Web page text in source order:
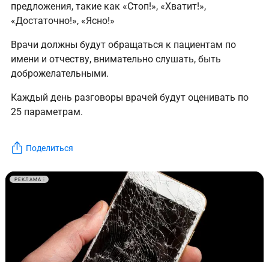
предложения, такие как «Стоп!», «Хватит!»,
«Достаточно!», «Ясно!»
Врачи должны будут обращаться к пациентам по
имени и отчеству, внимательно слушать, быть
доброжелательными.
Каждый день разговоры врачей будут оценивать по
25 параметрам.
Поделиться
РЕКЛАМА